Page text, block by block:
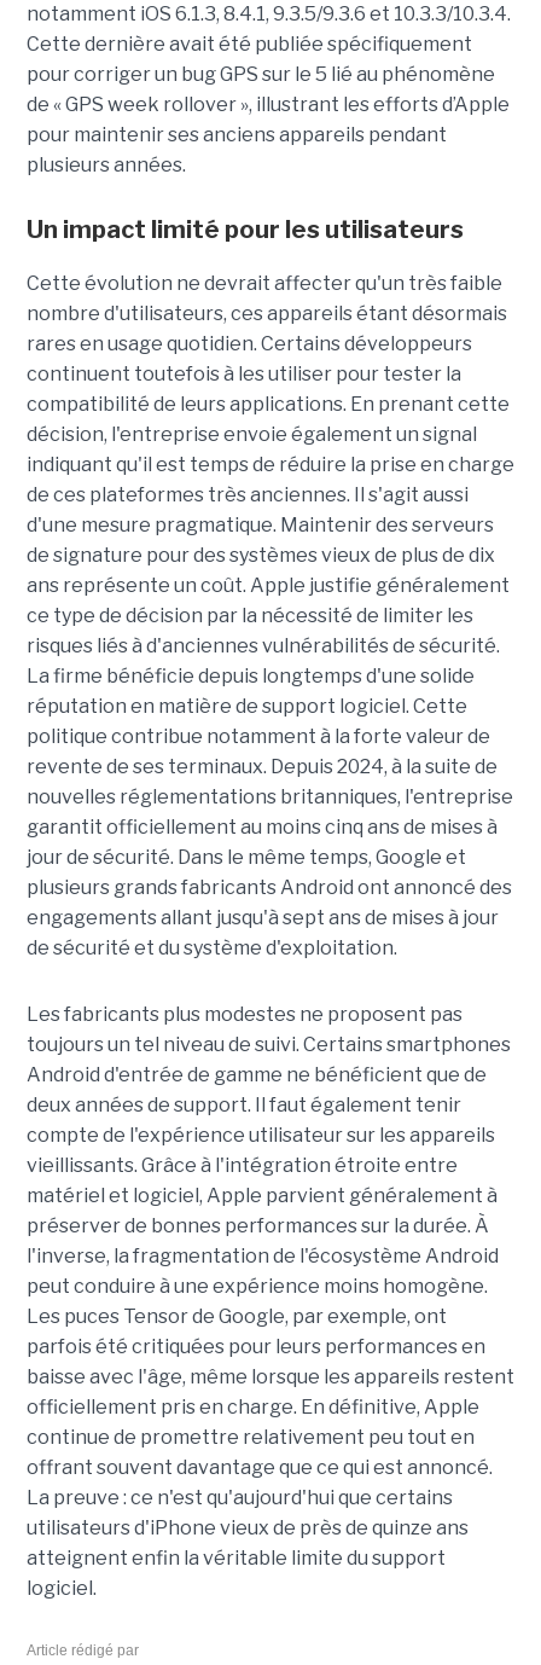
notamment iOS 6.1.3, 8.4.1, 9.3.5/9.3.6 et 10.3.3/10.3.4.
Cette dernière avait été publiée spécifiquement
pour corriger un bug GPS sur le 5 lié au phénomène
de « GPS week rollover », illustrant les efforts d’Apple
pour maintenir ses anciens appareils pendant
plusieurs années.
Un impact limité pour les utilisateurs
Cette évolution ne devrait affecter qu'un très faible
nombre d'utilisateurs, ces appareils étant désormais
rares en usage quotidien. Certains développeurs
continuent toutefois à les utiliser pour tester la
compatibilité de leurs applications. En prenant cette
décision, l'entreprise envoie également un signal
indiquant qu'il est temps de réduire la prise en charge
de ces plateformes très anciennes. Il s'agit aussi
d'une mesure pragmatique. Maintenir des serveurs
de signature pour des systèmes vieux de plus de dix
ans représente un coût. Apple justifie généralement
ce type de décision par la nécessité de limiter les
risques liés à d'anciennes vulnérabilités de sécurité.
La firme bénéficie depuis longtemps d'une solide
réputation en matière de support logiciel. Cette
politique contribue notamment à la forte valeur de
revente de ses terminaux. Depuis 2024, à la suite de
nouvelles réglementations britanniques, l'entreprise
garantit officiellement au moins cinq ans de mises à
jour de sécurité. Dans le même temps, Google et
plusieurs grands fabricants Android ont annoncé des
engagements allant jusqu'à sept ans de mises à jour
de sécurité et du système d'exploitation.
Les fabricants plus modestes ne proposent pas
toujours un tel niveau de suivi. Certains smartphones
Android d'entrée de gamme ne bénéficient que de
deux années de support. Il faut également tenir
compte de l'expérience utilisateur sur les appareils
vieillissants. Grâce à l'intégration étroite entre
matériel et logiciel, Apple parvient généralement à
préserver de bonnes performances sur la durée. À
l'inverse, la fragmentation de l'écosystème Android
peut conduire à une expérience moins homogène.
Les puces Tensor de Google, par exemple, ont
parfois été critiquées pour leurs performances en
baisse avec l'âge, même lorsque les appareils restent
officiellement pris en charge. En définitive, Apple
continue de promettre relativement peu tout en
offrant souvent davantage que ce qui est annoncé.
La preuve : ce n'est qu'aujourd'hui que certains
utilisateurs d'iPhone vieux de près de quinze ans
atteignent enfin la véritable limite du support
logiciel.
Article rédigé par